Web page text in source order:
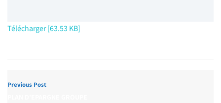
Télécharger [63.53 KB]
Previous Post